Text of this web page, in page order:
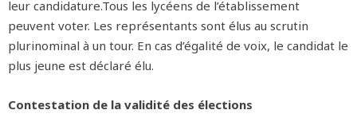
leur candidature.Tous les lycéens de l’établissement
peuvent voter. Les représentants sont élus au scrutin
plurinominal à un tour. En cas d’égalité de voix, le candidat le
plus jeune est déclaré élu.
Contestation de la validité des élections